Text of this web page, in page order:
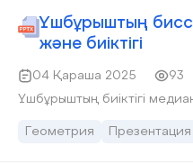
Үшбұрыштың
және биіктігі
04 Қараша 2025
93
Үшбұрыштың биіктігі
Геометрия Презентация